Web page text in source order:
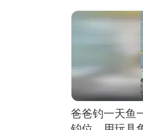
爸爸钓一天鱼